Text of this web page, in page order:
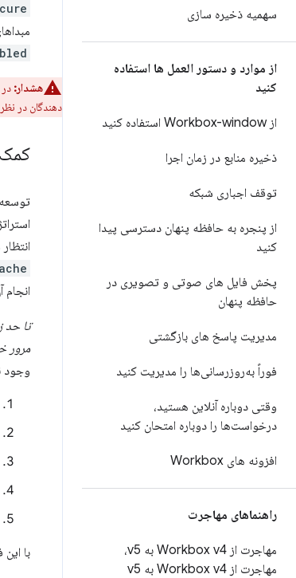
سهمیه ذخیره سازی
از موارد و دستور العمل ها استفاده
کنید
از Workbox-window استفاده کنید
ذخیره منابع در زمان اجرا
توقف اجباری شبکه
از پنجره به حافظه پنهان دسترسی پیدا
کنید
پخش فایل های صوتی و تصویری در
حافظه پنهان
مدیریت پاسخ های بازگشتی
فوراً به‌روزرسانی‌ها را مدیریت کنید
وقتی دوباره آنلاین هستید،
درخواست‌ها را دوباره امتحان کنید
افزونه های Workbox
راهنماهای مهاجرت
مهاجرت از Workbox v4 به v5،
مهاجرت از Workbox v4 به v5
هشدار:
دهندگان در
تا حد
مرور
وجود
با